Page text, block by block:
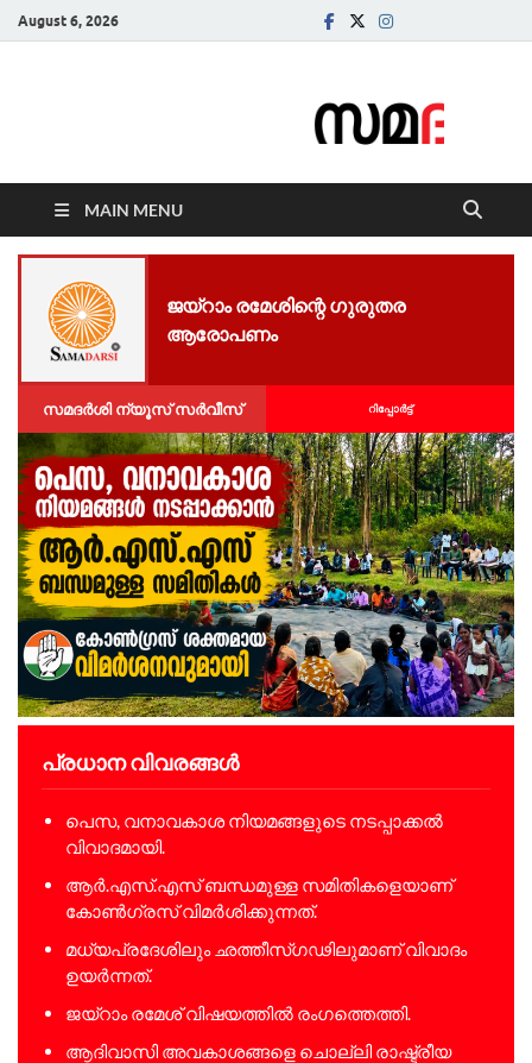
August 6, 2026
MAIN MENU
ജയ്റാം രമേശിന്റെ ഗുരുതര
ആരോപണം
സമദർശി ന്യൂസ് സർവീസ് റിപ്പോര്‍ട്ട്
പ്രധാന വിവരങ്ങൾ
പെസ, വനാവകാശ നിയമങ്ങളുടെ നടപ്പാക്കൽ
വിവാദമായി.
ആർ.എസ്.എസ് ബന്ധമുള്ള സമിതികളെയാണ്
കോൺഗ്രസ് വിമർശിക്കുന്നത്.
മധ്യപ്രദേശിലും ഛത്തീസ്ഗഢിലുമാണ് വിവാദം
ഉയർന്നത്.
ജയ്റാം രമേശ് വിഷയത്തിൽ രംഗത്തെത്തി.
ആദിവാസി അവകാശങ്ങളെ ചൊല്ലി രാഷ്ട്രീയ